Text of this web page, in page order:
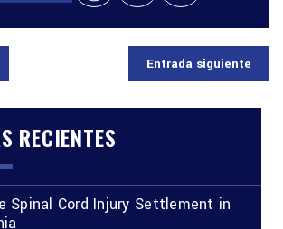
Entrada siguiente
RECIENTES
Spinal Cord Injury Settlement in